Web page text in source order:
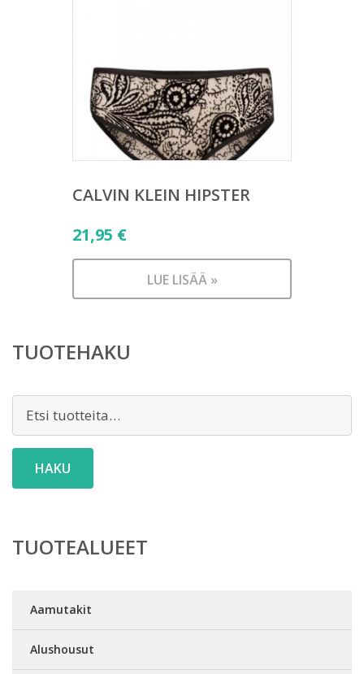
CALVIN KLEIN HIPSTER
21,95 €
LUE LISÄÄ »
TUOTEHAKU
Etsi:
HAKU
TUOTEALUEET
Aamutakit
Alushousut